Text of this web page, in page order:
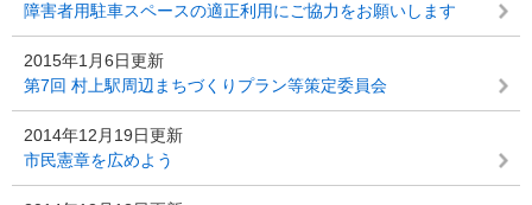
障害者用駐車スペースの適正利用にご協力をお願いします
2015年1月6日更新
第7回 村上駅周辺まちづくりプラン等策定委員会
2014年12月19日更新
市民憲章を広めよう